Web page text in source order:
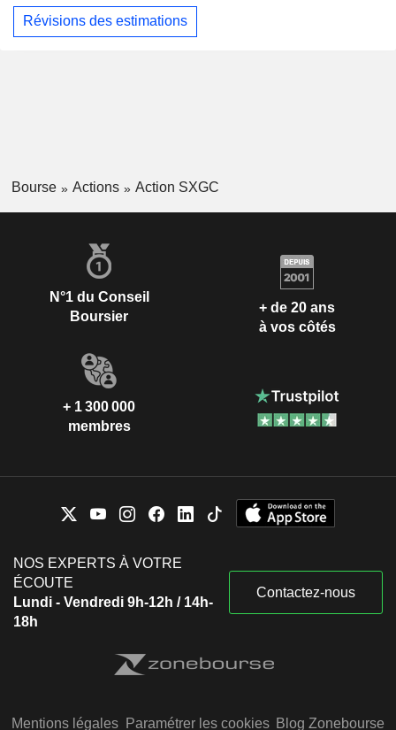
Révisions des estimations
Bourse Actions Action SXGC
N°1 du Conseil
Boursier
+ de 20 ans
à vos côtés
+ 1 300 000
membres
NOS EXPERTS À VOTRE
ÉCOUTE
Lundi - Vendredi 9h-12h / 14h-
18h
Contactez-nous
Mentions légales Paramétrer les cookies Blog Zonebourse